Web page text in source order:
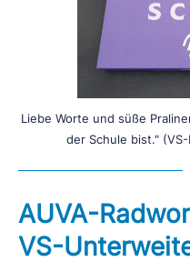
Liebe Worte und süße
der Schule bist."
AUVA-
VS-